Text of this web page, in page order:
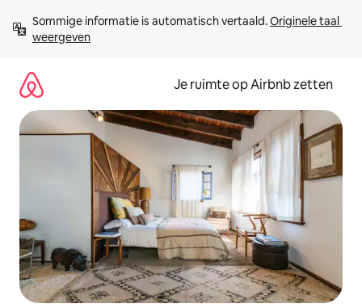
direct
naar
Sommige informatie is automatisch vertaald. Originele taal
weergeven
Je ruimte op Airbnb zetten